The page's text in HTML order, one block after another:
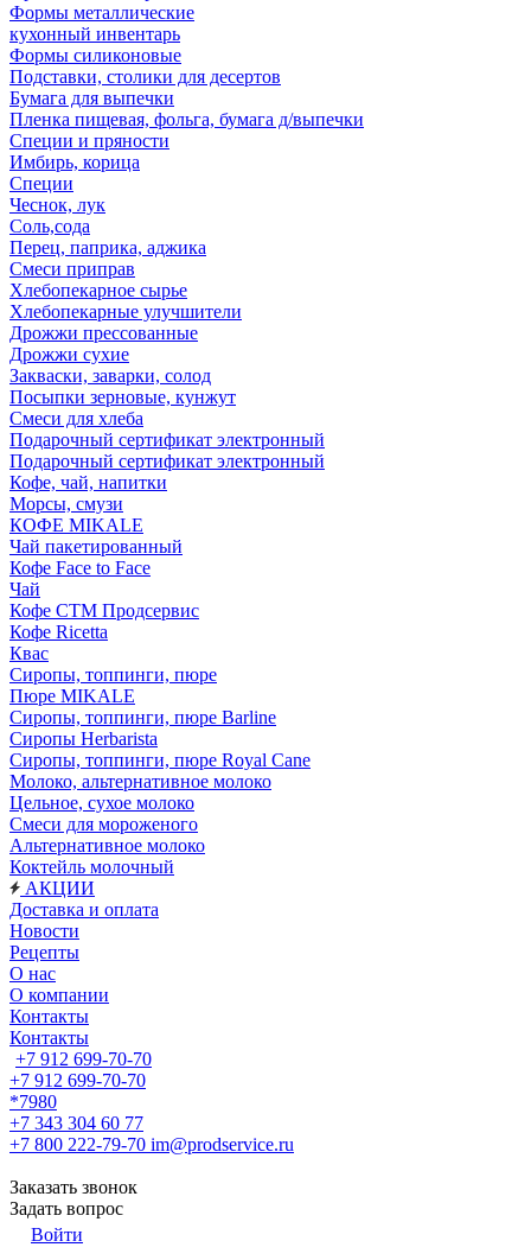
Формы металлические
кухонный инвентарь
Формы силиконовые
Подставки, столики для десертов
Бумага для выпечки
Пленка пищевая, фольга, бумага д/выпечки
Специи и пряности
Имбирь, корица
Специи
Чеснок, лук
Соль,сода
Перец, паприка, аджика
Смеси приправ
Хлебопекарное сырье
Хлебопекарные улучшители
Дрожжи прессованные
Дрожжи сухие
Закваски, заварки, солод
Посыпки зерновые, кунжут
Смеси для хлеба
Подарочный сертификат электронный
Подарочный сертификат электронный
Кофе, чай, напитки
Морсы, смузи
КОФЕ MIKALE
Чай пакетированный
Кофе Face to Face
Чай
Кофе СТМ Продсервис
Кофе Ricetta
Квас
Сиропы, топпинги, пюре
Пюре MIKALE
Сиропы, топпинги, пюре Barline
Сиропы Herbarista
Сиропы, топпинги, пюре Royal Cane
Молоко, альтернативное молоко
Цельное, сухое молоко
Смеси для мороженого
Альтернативное молоко
Коктейль молочный
АКЦИИ
Доставка и оплата
Новости
Рецепты
О нас
О компании
Контакты
Контакты
+7 912 699-70-70
+7 912 699-70-70
*7980
+7 343 304 60 77
+7 800 222-79-70 im@prodservice.ru
Заказать звонок
Задать вопрос
Войти